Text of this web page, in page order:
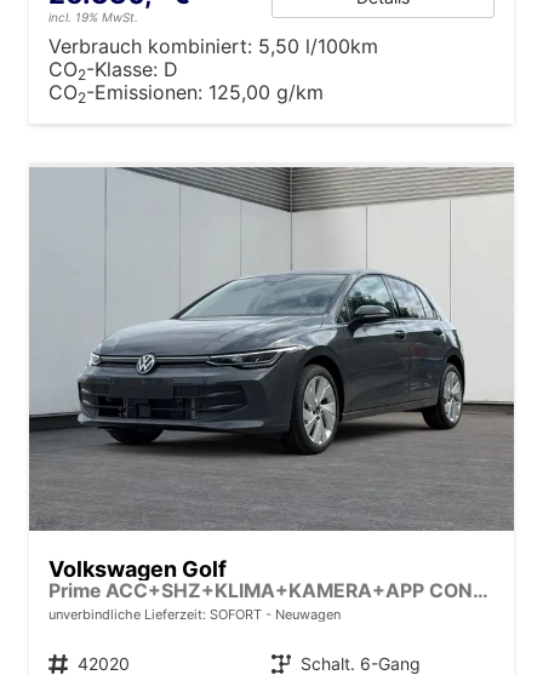
incl. 19% MwSt.
Verbrauch kombiniert: 5,50 l/100km
CO2-Klasse: D
CO2-Emissionen: 125,00 g/km
Volkswagen Golf
Prime ACC+SHZ+KLIMA+KAMERA+APP CONNECT+LED+17" ALU
unverbindliche Lieferzeit: SOFORT Neuwagen
Fahrzeugnr. 42020 Getriebe Schalt. 6-Gang